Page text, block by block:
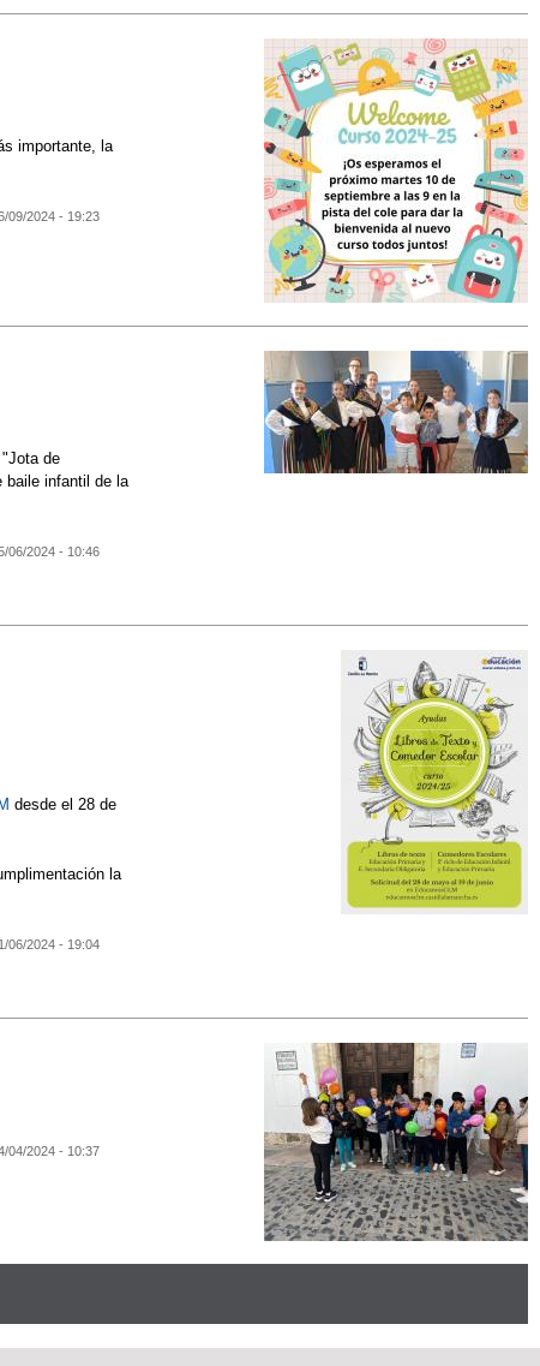
importante, la
09/2024 - 19:23
de
baile infantil de la
06/2024 - 10:46
desde el 28 de
la
06/2024 - 19:04
04/2024 - 10:37